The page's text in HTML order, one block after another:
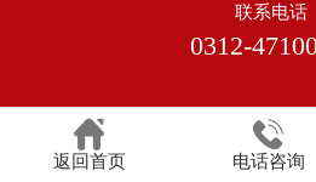
联系电话
0312-
返回首页 电话咨询